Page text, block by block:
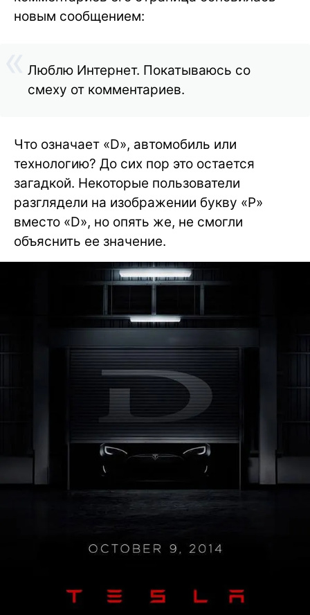
новым сообщением:
Люблю Интернет. Покатываюсь со
смеху от комментариев.
Что означает «D», автомобиль или
технологию? До сих пор это остается
загадкой. Некоторые пользователи
разглядели на изображении букву «Р»
вместо «D», но опять же, не смогли
объяснить ее значение.